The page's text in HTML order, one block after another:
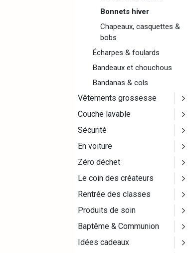
Bonnets hiver
Chapeaux, casquettes &
bobs
Écharpes & foulards
Bandeaux et chouchous
Bandanas & cols
Vêtements grossesse
Couche lavable
Sécurité
En voiture
Zéro déchet
Le coin des créateurs
Rentrée des classes
Produits de soin
Baptême & Communion
Idées cadeaux